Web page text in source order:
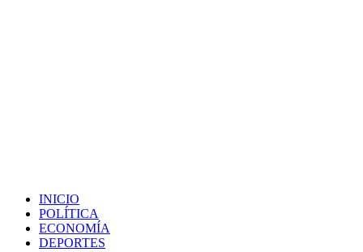
INICIO
POLÍTICA
ECONOMÍA
DEPORTES